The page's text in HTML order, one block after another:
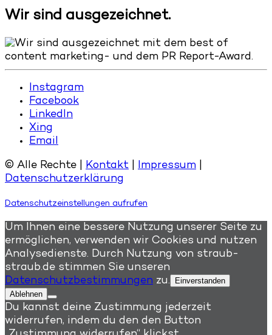
Wir sind ausgezeichnet.
Instagram
Facebook
LinkedIn
Xing
Email
© Alle Rechte | Kontakt Impressum
Datenschutzerklärung
Datenschutzeinstellungen aufrufen
Um Ihnen eine bessere Nutzung unserer Seite zu
ermöglichen, verwenden wir Cookies und nutzen
Analysedienste. Durch Nutzung von straub-
straub.de stimmen Sie unseren
Datenschutzbestimmungen zu.
Einverstanden
Ablehnen
Du kannst deine Zustimmung jederzeit
widerrufen, indem du den den Button